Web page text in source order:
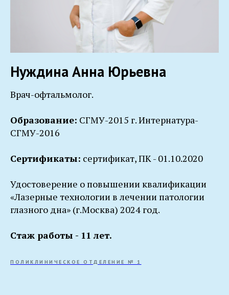
Нуждина Анна Юрьевна
Врач-офтальмолог.
Образование: СГМУ-2015 г. Интернатура-
СГМУ-2016
Сертификаты: сертификат, ПК - 01.10.2020
Удостоверение о повышении квалификации
«Лазерные технологии в лечении патологии
глазного дна» (г.Москва) 2024 год.
Стаж работы - 11 лет.
ПОЛИКЛИНИЧЕСКОЕ ОТДЕЛЕНИЕ № 1